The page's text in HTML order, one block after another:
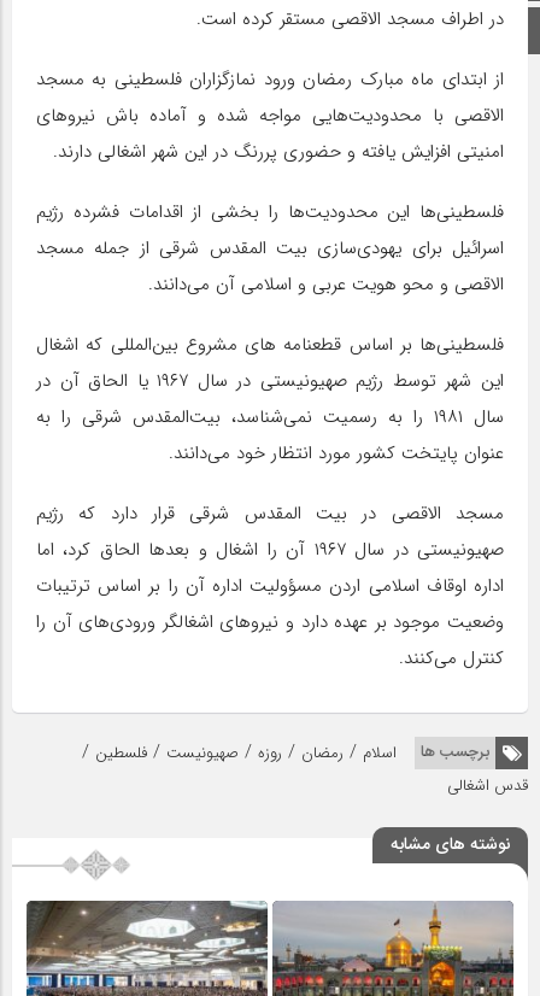
برو بالادر اطراف مسجد الاقصی مستقر کرده است.
از ابتدای ماه مبارک رمضان ورود نمازگزاران فلسطینی به مسجد
الاقصی با محدودیت‌هایی مواجه شده و آماده باش نیروهای
امنیتی افزایش یافته و حضوری پررنگ در این شهر اشغالی دارند.
فلسطینی‌ها این محدودیت‌ها را بخشی از اقدامات فشرده رژیم
اسرائیل برای یهودی‌سازی بیت المقدس شرقی از جمله مسجد
الاقصی و محو هویت عربی و اسلامی آن می‌دانند.
فلسطینی‌ها بر اساس قطعنامه های مشروع بین‌المللی که اشغال
این شهر توسط رژیم صهیونیستی در سال ۱۹۶۷ یا الحاق آن در
سال ۱۹۸۱ را به رسمیت نمی‌شناسد، بیت‌المقدس شرقی را به
عنوان پایتخت کشور مورد انتظار خود می‌دانند.
مسجد الاقصی در بیت المقدس شرقی قرار دارد که رژیم
صهیونیستی در سال ۱۹۶۷ آن را اشغال و بعدها الحاق کرد، اما
اداره اوقاف اسلامی اردن مسؤولیت اداره آن را بر اساس ترتیبات
وضعیت موجود بر عهده دارد و نیروهای اشغالگر ورودی‌های آن را
کنترل می‌کنند.
برچسب ها اسلام / رمضان / روزه / صهیونیست / فلسطین /
قدس اشغالی
نوشته های مشابه